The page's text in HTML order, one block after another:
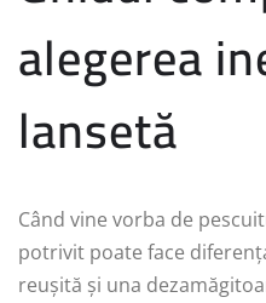
alegerea
lansetă
Când vine vorba de
potrivit poate face
reușită și una